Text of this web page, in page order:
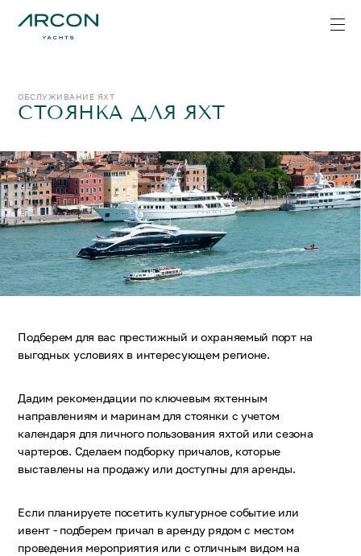
ОБСЛУЖИВАНИЕ ЯХТ
СТОЯНКА ДЛЯ ЯХТ
Подберем для вас престижный и охраняемый порт на
выгодных условиях в интересующем регионе.
Дадим рекомендации по ключевым яхтенным
направлениям и маринам для стоянки с учетом
календаря для личного пользования яхтой или сезона
чартеров. Сделаем подборку причалов, которые
выставлены на продажу или доступны для аренды.
Если планируете посетить культурное событие или
ивент - подберем причал в аренду рядом с местом
проведения мероприятия или с отличным видом на